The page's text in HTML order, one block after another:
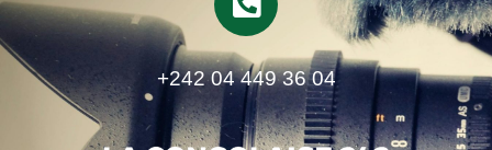
+242 04 449 36 04